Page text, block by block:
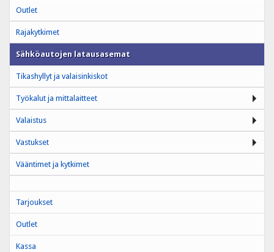
Outlet
Rajakytkimet
Sähköautojen latausasemat
Tikashyllyt ja valaisinkiskot
Työkalut ja mittalaitteet
Valaistus
Vastukset
Vääntimet ja kytkimet
Tarjoukset
Outlet
Kassa